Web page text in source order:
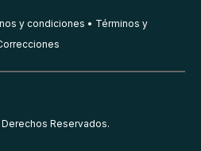
y condiciones
Términos y
Reservados.